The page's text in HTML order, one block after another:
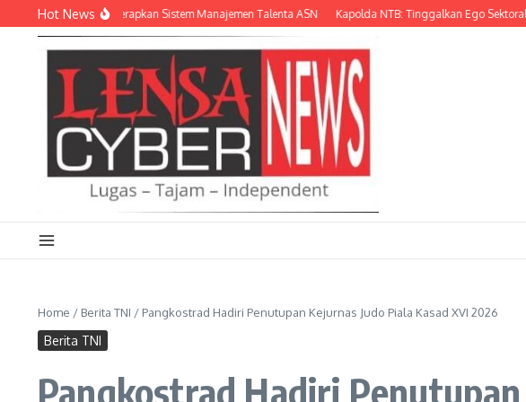
Lewati ke konten
Hot News
Lagi Terapkan Sistem Manajemen Talenta ASN Kapolda NTB: Tinggalkan Ego Sektoral,
Home / Berita TNI / Pangkostrad Hadiri Penutupan Kejurnas Judo Piala Kasad XVI 2026
Berita TNI
Pangkostrad Hadiri